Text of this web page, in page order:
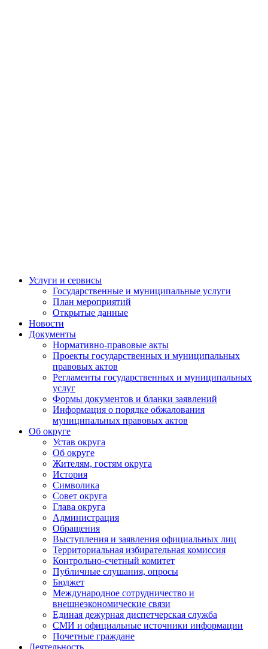
Услуги и сервисы
Государственные и муниципальные услуги
План мероприятий
Открытые данные
Новости
Документы
Нормативно-правовые акты
Проекты государственных и муниципальных
правовых актов
Регламенты государственных и муниципальных
услуг
Формы документов и бланки заявлений
Информация о порядке обжалования
муниципальных правовых актов
Об округе
Устав округа
Об округе
Жителям, гостям округа
История
Символика
Совет округа
Глава округа
Администрация
Обращения
Выступления и заявления официальных лиц
Территориальная избирательная комиссия
Контрольно-счетный комитет
Публичные слушания, опросы
Бюджет
Международное сотрудничество и
внешнеэкономические связи
Единая дежурная диспетчерская служба
СМИ и официальные источники информации
Почетные граждане